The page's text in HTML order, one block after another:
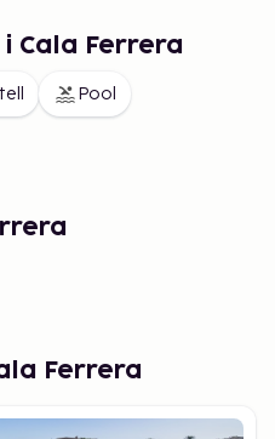
Cala Ferrera
Pool
Ferrera